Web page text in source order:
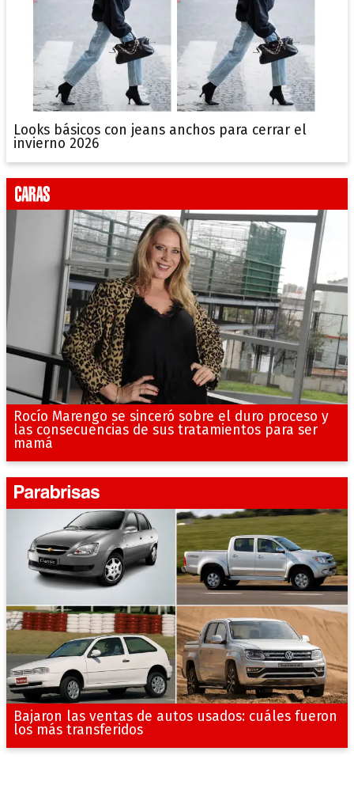
Looks básicos con jeans anchos para cerrar el
invierno 2026
Rocío Marengo se sinceró sobre el duro proceso y
las consecuencias de sus tratamientos para ser
mamá
Bajaron las ventas de autos usados: cuáles fueron
los más transferidos